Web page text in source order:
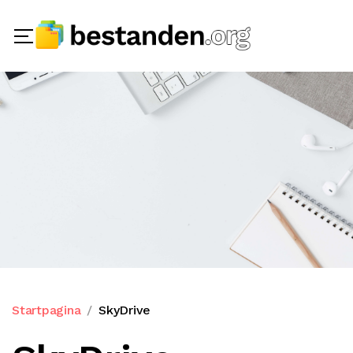
Startpagina SkyDrive